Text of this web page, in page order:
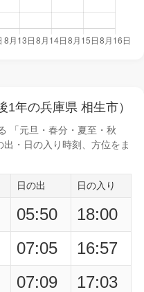
年の兵庫県 相生市）
「元旦・春分・夏至・秋
出・日の入り時刻
、方位をま
日の出 日の入り
05:50
18:00
07:05
16:57
07:09
17:03